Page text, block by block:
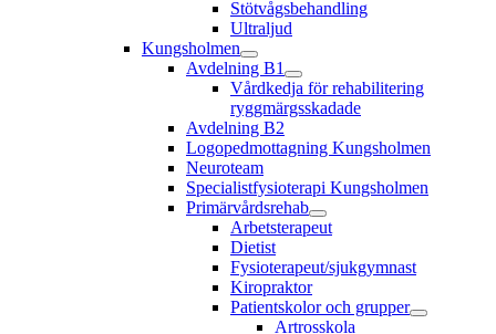
Stötvågsbehandling
Ultraljud
Kungsholmen
Avdelning B1
Vårdkedja för rehabilitering
ryggmärgsskadade
Avdelning B2
Logopedmottagning Kungsholmen
Neuroteam
Specialistfysioterapi Kungsholmen
Primärvårdsrehab
Arbetsterapeut
Dietist
Fysioterapeut/sjukgymnast
Kiropraktor
Patientskolor och grupper
Artrosskola